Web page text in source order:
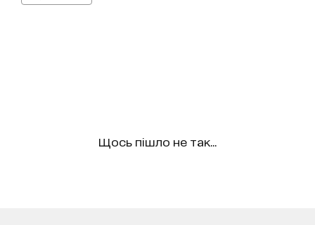
Щось пішло не так...